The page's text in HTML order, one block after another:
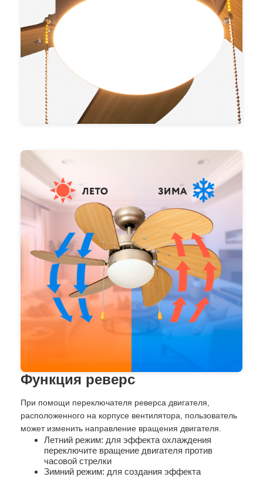
Функция реверс
При помощи переключателя реверса двигателя,
расположенного на корпусе вентилятора, пользователь
может изменить направление вращения двигателя.
Летний режим: для эффекта охлаждения
переключите вращение двигателя против
часовой стрелки
Зимний режим: для создания эффекта